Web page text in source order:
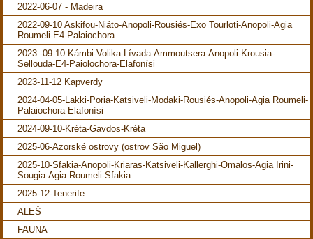
2022-06-07 - Madeira
2022-09-10 Askifou-Niáto-Anopoli-Rousiés-Exo Tourloti-Anopoli-Agia
Roumeli-E4-Palaiochora
2023 -09-10 Kámbi-Volika-Lívada-Ammoutsera-Anopoli-Krousia-
Sellouda-E4-Paiolochora-Elafonísi
2023-11-12 Kapverdy
2024-04-05-Lakki-Poria-Katsiveli-Modaki-Rousiés-Anopoli-Agia Roumeli-
Palaiochora-Elafonísi
2024-09-10-Kréta-Gavdos-Kréta
2025-06-Azorské ostrovy (ostrov São Miguel)
2025-10-Sfakia-Anopoli-Kriaras-Katsiveli-Kallerghi-Omalos-Agia Irini-
Sougia-Agia Roumeli-Sfakia
2025-12-Tenerife
ALEŠ
FAUNA